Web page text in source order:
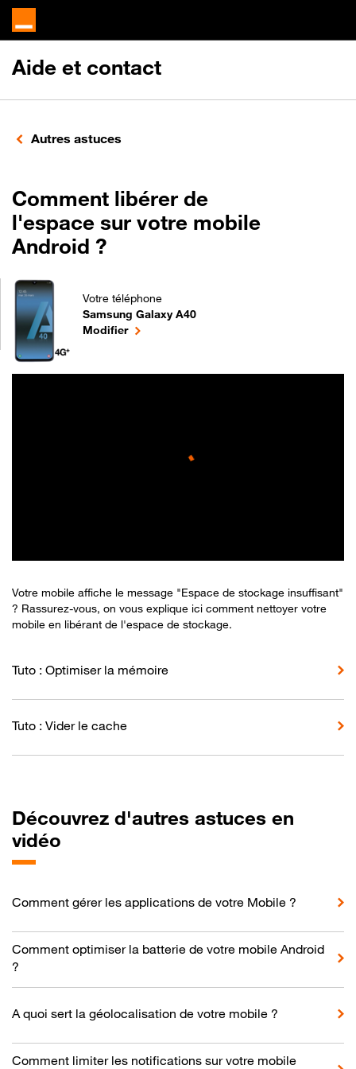
Aide et contact
Autres astuces
Comment libérer de
l'espace sur votre mobile
Android ?
Votre téléphone
Samsung Galaxy A40
Comment libérer de l'espace sur votre mobile
Modifierle téléphone sélectionné
Votre mobile affiche le message "Espace de stockage insuffisant"
? Rassurez-vous, on vous explique ici comment nettoyer votre
mobile en libérant de l'espace de stockage.
Tuto : Optimiser la mémoire
Tuto : Vider le cache
Découvrez d'autres astuces en
vidéo
Comment gérer les applications de votre Mobile ?
Comment optimiser la batterie de votre mobile Android
?
A quoi sert la géolocalisation de votre mobile ?
Comment limiter les notifications sur votre mobile